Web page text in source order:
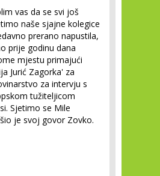
vas da se svi još
naše sjajne kolegice
prerano napustila,
prije godinu dana
mjestu primajući
Jurić Zagorka' za
za intervju s
tužiteljicom
Sjetimo se Mile
je svoj govor Zovko.